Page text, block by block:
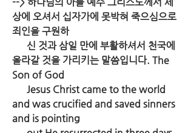
상에 오셔서 십자가에 못박혀 죽으심으로
죄인을 구원하
올라갈 것을 가리키는 말씀입니다. The
Son of God
and was crucified and saved sinners
and is pointing